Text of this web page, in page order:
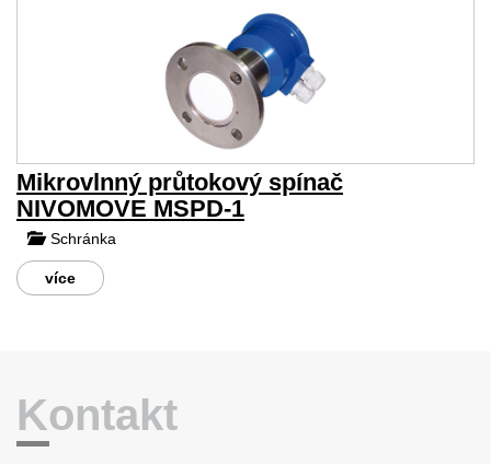
Mikrovlnný průtokový spínač
NIVOMOVE MSPD-1
Schránka
více
Kontakt